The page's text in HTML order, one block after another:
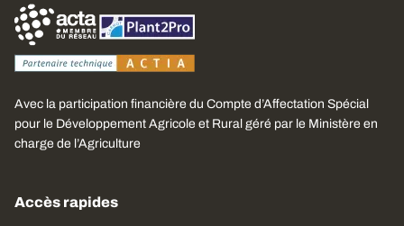
Avec la participation financière du Compte d’Affectation Spécial
pour le Développement Agricole et Rural géré par le Ministère en
charge de l’Agriculture
Accès rapides